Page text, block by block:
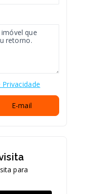
E-mail
para